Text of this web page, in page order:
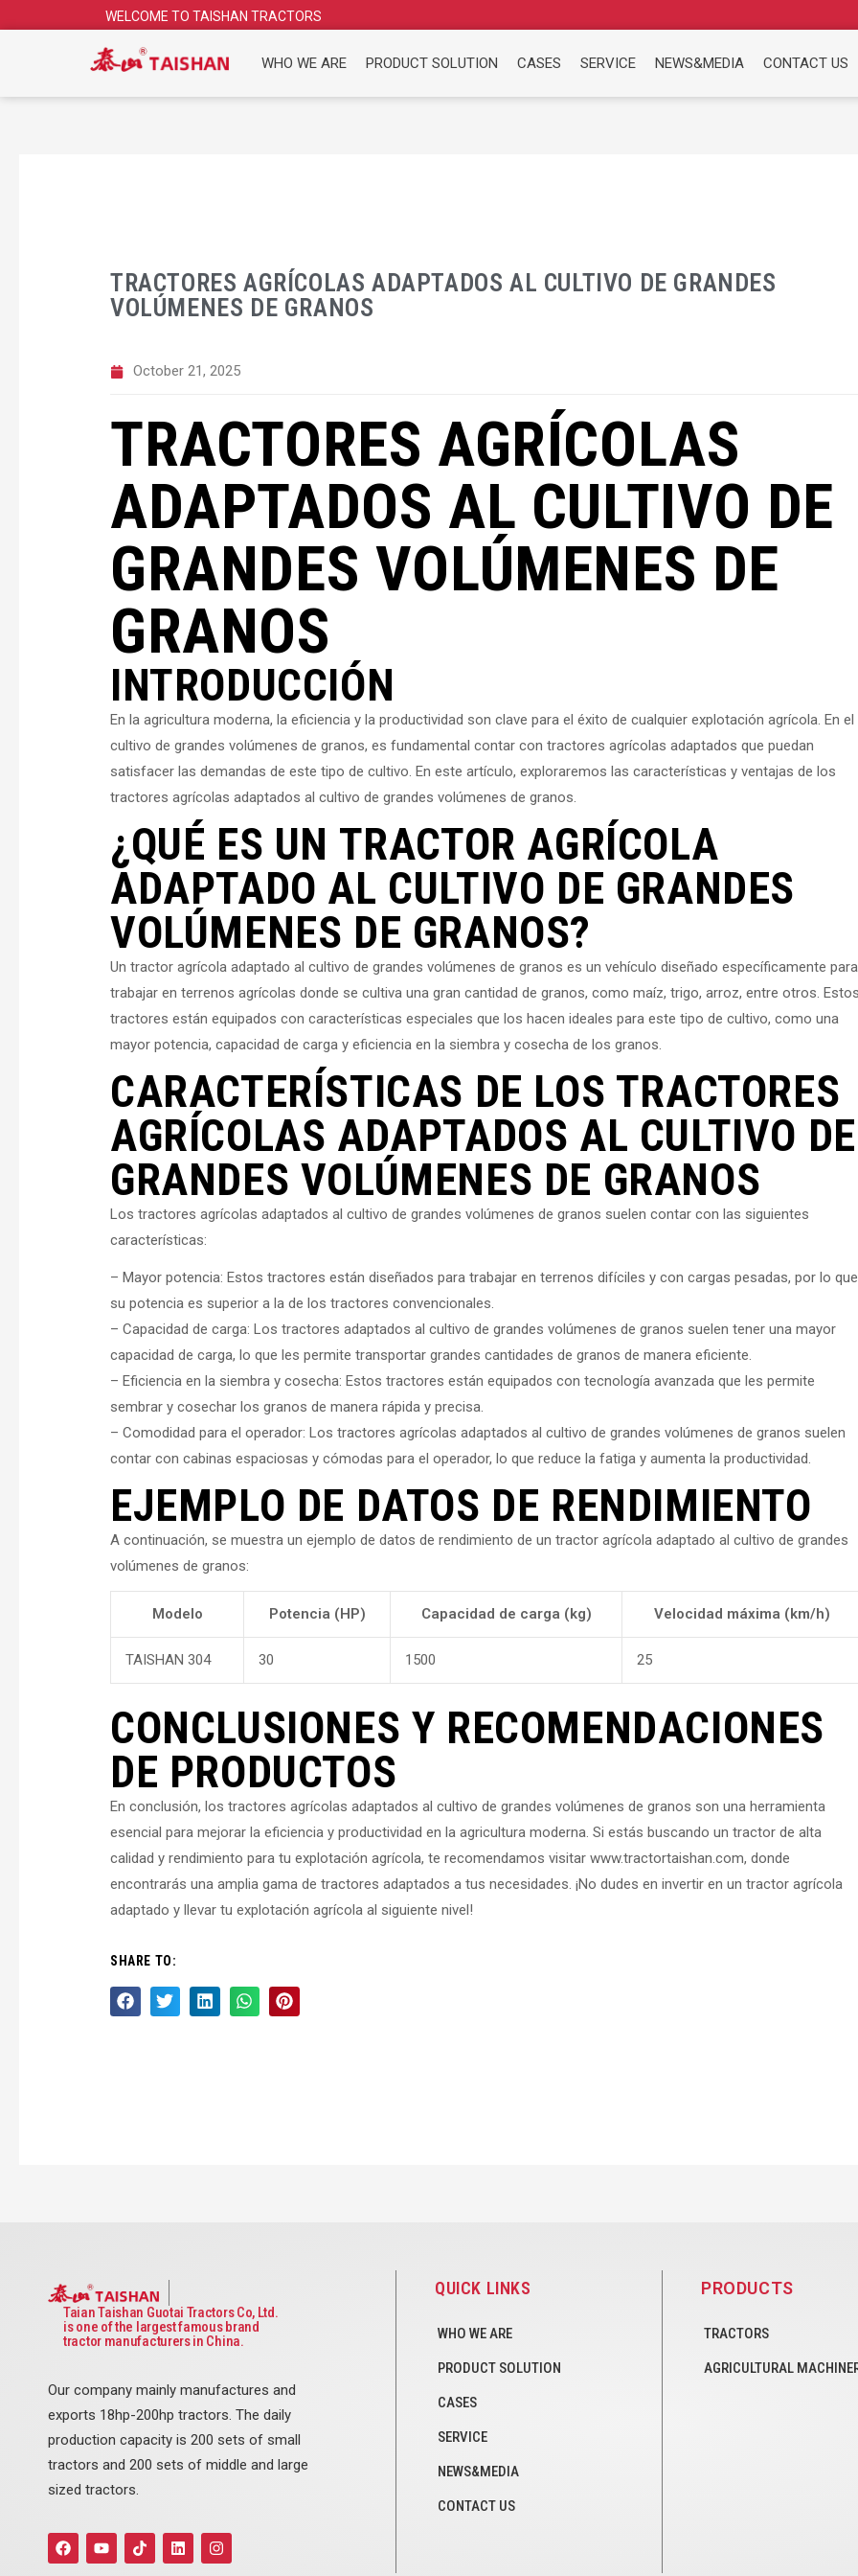
WELCOME TO TAISHAN TRACTORS
WHO WE ARE PRODUCT SOLUTION CASES SERVICE NEWS&MEDIA CONTACT US
TRACTORES AGRÍCOLAS ADAPTADOS AL CULTIVO DE GRANDES
VOLÚMENES DE GRANOS
October 21, 2025
TRACTORES AGRÍCOLAS
ADAPTADOS AL CULTIVO DE
GRANDES VOLÚMENES DE
GRANOS
INTRODUCCIÓN
En la agricultura moderna, la eficiencia y la productividad son clave para el éxito de cualquier explotación agrícola. En el
cultivo de grandes volúmenes de granos, es fundamental contar con tractores agrícolas adaptados que puedan
satisfacer las demandas de este tipo de cultivo. En este artículo, exploraremos las características y ventajas de los
tractores agrícolas adaptados al cultivo de grandes volúmenes de granos.
¿QUÉ ES UN TRACTOR AGRÍCOLA
ADAPTADO AL CULTIVO DE GRANDES
VOLÚMENES DE GRANOS?
Un tractor agrícola adaptado al cultivo de grandes volúmenes de granos es un vehículo diseñado específicamente para
trabajar en terrenos agrícolas donde se cultiva una gran cantidad de granos, como maíz, trigo, arroz, entre otros.
tractores están equipados con características especiales que los hacen ideales para este tipo de cultivo, como una
mayor potencia, capacidad de carga y eficiencia en la siembra y cosecha de los granos.
CARACTERÍSTICAS DE LOS TRACTORES
AGRÍCOLAS ADAPTADOS AL CULTIVO DE
GRANDES VOLÚMENES DE GRANOS
Los tractores agrícolas adaptados al cultivo de grandes volúmenes de granos suelen contar con las siguientes
características:
– Mayor potencia: Estos tractores están diseñados para trabajar en terrenos difíciles y con cargas pesadas, por lo que
su potencia es superior a la de los tractores convencionales.
– Capacidad de carga: Los tractores adaptados al cultivo de grandes volúmenes de granos suelen tener una mayor
capacidad de carga, lo que les permite transportar grandes cantidades de granos de manera eficiente.
– Eficiencia en la siembra y cosecha: Estos tractores están equipados con tecnología avanzada que les permite
sembrar y cosechar los granos de manera rápida y precisa.
– Comodidad para el operador: Los tractores agrícolas adaptados al cultivo de grandes volúmenes de granos suelen
contar con cabinas espaciosas y cómodas para el operador, lo que reduce la fatiga y aumenta la productividad.
EJEMPLO DE DATOS DE RENDIMIENTO
A continuación, se muestra un ejemplo de datos de rendimiento de un tractor agrícola adaptado al cultivo de grandes
volúmenes de granos:
Modelo Potencia (HP) Capacidad de carga (kg) Velocidad máxima (km/h)
TAISHAN 304 30 1500 25
CONCLUSIONES Y RECOMENDACIONES
DE PRODUCTOS
En conclusión, los tractores agrícolas adaptados al cultivo de grandes volúmenes de granos son una herramienta
esencial para mejorar la eficiencia y productividad en la agricultura moderna. Si estás buscando un tractor de alta
calidad y rendimiento para tu explotación agrícola, te recomendamos visitar www.tractortaishan.com, donde
encontrarás una amplia gama de tractores adaptados a tus necesidades. ¡No dudes en invertir en un tractor agrícola
adaptado y llevar tu explotación agrícola al siguiente nivel!
SHARE TO:
Taian Taishan Guotai Tractors Co, Ltd.
is one of the largest famous brand
tractor manufacturers in China.
Our company mainly manufactures and
exports 18hp-200hp tractors. The daily
production capacity is 200 sets of small
tractors and 200 sets of middle and large
sized tractors.
F
a
Y
o
T
i
L
i
I
n
QUICK LINKS
WHO WE ARE
PRODUCT SOLUTION
CASES
SERVICE
NEWS&MEDIA
CONTACT US
PRODUCTS
TRACTORS
AGRICULTURAL